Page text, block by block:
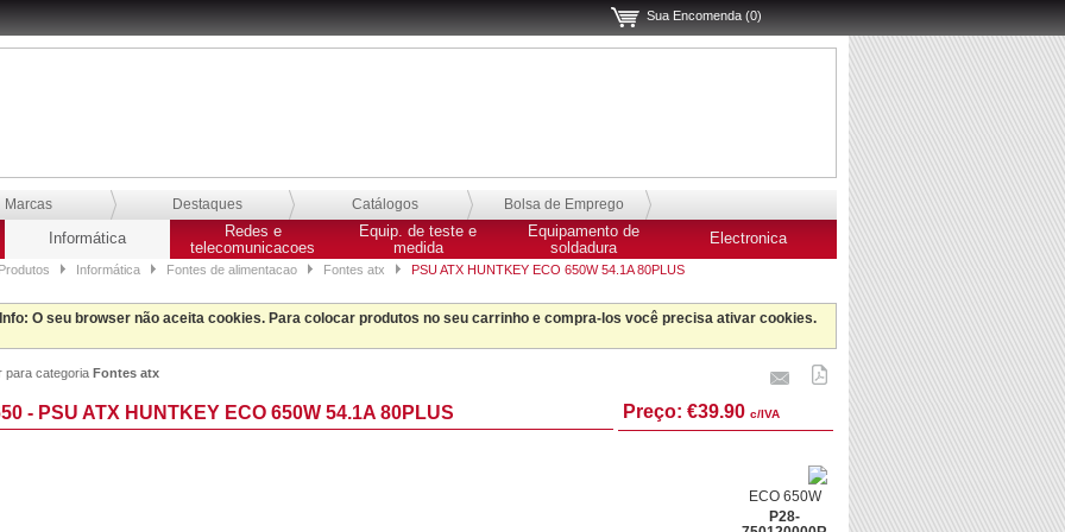
Sua Encomenda (0)
Marcas Destaques Catálogos Bolsa de Emprego
Informática
Redes e
telecomunicacoes
Equip. de teste e
medida
Equipamento de
soldadura
Electronica
Produtos Informática Fontes de alimentacao Fontes atx PSU ATX HUNTKEY ECO 650W 54.1A 80PLUS
Info: O seu browser não aceita cookies. Para colocar produtos no seu carrinho e compra-los você precisa ativar cookies.
para categoria Fontes atx
- PSU ATX HUNTKEY ECO 650W 54.1A 80PLUS Preço: €39.90 c/IVA
ECO 650W
P28-